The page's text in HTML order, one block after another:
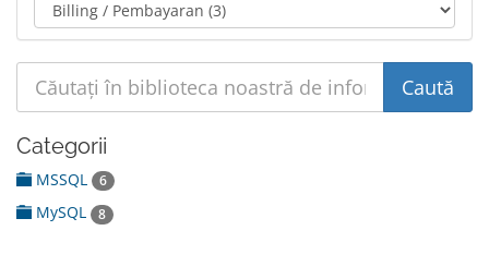
Categorii
MSSQL 6
MySQL 8